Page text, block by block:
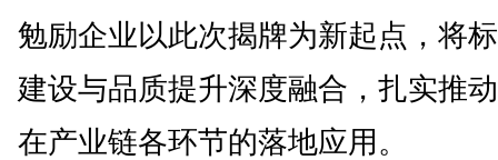
勉励企业以此次揭牌为新起点，将
建设与品质提升深度融合，扎实推
在产业链各环节的落地应用。